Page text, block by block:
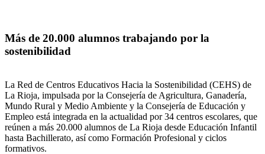
Más de 20.000 alumnos trabajando por la
sostenibilidad
La Red de Centros Educativos Hacia la Sostenibilidad (CEHS) de
La Rioja, impulsada por la Consejería de Agricultura, Ganadería,
Mundo Rural y Medio Ambiente y la Consejería de Educación y
Empleo está integrada en la actualidad por 34 centros escolares, que
reúnen a más 20.000 alumnos de La Rioja desde Educación Infantil
hasta Bachillerato, así como Formación Profesional y ciclos
formativos.